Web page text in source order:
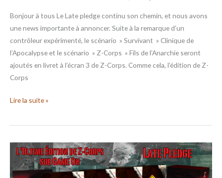
Bonjour à tous Le Late pledge continu son chemin, et nous avons
une news importante à annoncer. Suite à la remarque d’un
contrôleur expérimenté, le scénario » Survivant » Clinique de
l’Apocalypse et le scénario » Z-Corps » Fils de l’Anarchie seront
ajoutés en livret à l’écran 3 de Z-Corps. Comme cela, l’édition de Z-
Corps
Lire la suite »
ZCFC
–
Late